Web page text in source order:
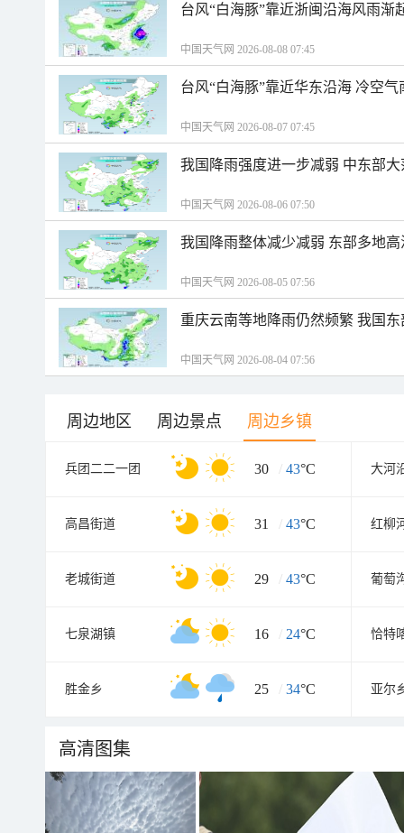
台风“白海豚”靠近浙闽沿海风雨渐
中国天气网 2026-08-08 07:45
台风“白海豚”靠近华东沿海 冷空
中国天气网 2026-08-07 07:45
我国降雨强度进一步减弱 中东部
中国天气网 2026-08-06 07:50
我国降雨整体减少减弱 东部多地
中国天气网 2026-08-05 07:56
重庆云南等地降雨仍然频繁 我国
中国天气网 2026-08-04 07:56
周边地区 周边景点 周边乡镇
兵团二二一团 30 / 43°C 大河
高昌街道 31 / 43°C 红柳
老城街道 29 / 43°C 葡萄
七泉湖镇 16 / 24°C 恰特
胜金乡 25 / 34°C 亚尔
高清图集